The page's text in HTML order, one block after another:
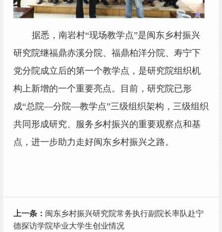
据悉，南岩村“现场教学点”是闽东乡村振兴
研究院继福鼎赤溪分院、福鼎柏洋分院、寿宁下
党分院成立后的第一个教学点，是研究院组织机
构上新增的一个重要亮点。目前，研究院已形
成“总院—分院—教学点”三级组织架构，三级组织
共同形成研究、服务乡村振兴的重要观察点和基
点，进一步助力走好闽东乡村振兴之路。
上一条： 闽东乡村振兴研究院常务执行副院长率队赴宁
德探访学院毕业大学生创业情况